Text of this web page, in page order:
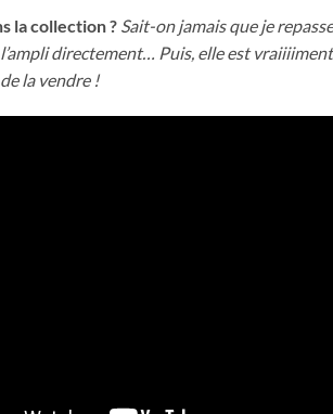
la collection ? Sait-on jamais que je
directement… Puis, elle est
la vendre !